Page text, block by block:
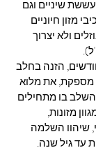
שיניים וגם
מזון חיוניים
ולא יצרוך
כלל, בסביבות גיל 6 חודשים, הזנה בחלב
מספקת, את מלוא
השלב בו מתחילים
מזונות,
השלמה
עד גיל שנה.